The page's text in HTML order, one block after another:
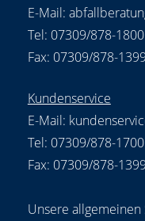
E-Mail:
Tel: 07309/878-1800
Fax: 07309/878-1399
Kundenservice
E-Mail:
Tel: 07309/878-1700
Fax: 07309/878-1399
Unsere